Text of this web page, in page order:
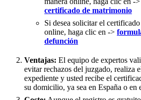
certificado de matrimonio
Si desea solicitar el
online, haga clic en ->
defunción
Ventajas: El equipo de expertos
evitar rechazos del juzgado, realiza
expediente y usted recibe el
su domicilio, ya sea en España o en